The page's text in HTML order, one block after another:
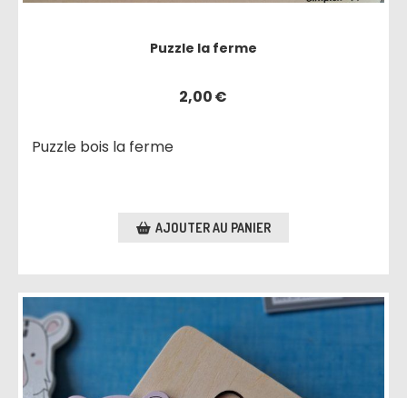
Puzzle la ferme
2,00€
Puzzle bois la ferme
AJOUTER AU PANIER